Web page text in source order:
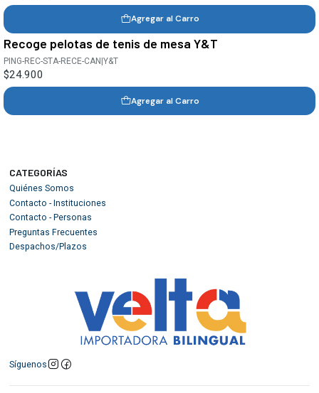
Agregar al Carro
Recoge pelotas de tenis de mesa Y&T
PING-REC-STA-RECE-CAN |Y&T
$24.900
Agregar al Carro
CATEGORÍAS
Quiénes Somos
Contacto - Instituciones
Contacto - Personas
Preguntas Frecuentes
Despachos/Plazos
Síguenos